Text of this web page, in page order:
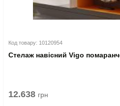
Код товару: 10120954
Стелаж навісний Vigo
12.638 грн